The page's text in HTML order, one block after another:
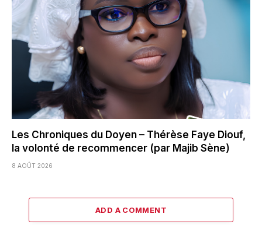
Les Chroniques du Doyen – Thérèse Faye Diouf,
la volonté de recommencer (par Majib Sène)
8 AOÛT 2026
ADD A COMMENT